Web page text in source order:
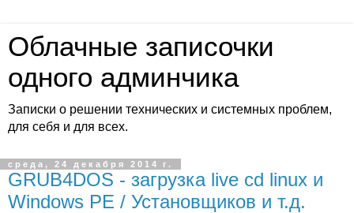
Облачные записочки
одного админчика
Записки о решении технических и системных проблем,
для себя и для всех.
среда, 24 декабря 2014 г.
GRUB4DOS - загрузка live cd linux и
Windows PE / Установщиков и т.д.